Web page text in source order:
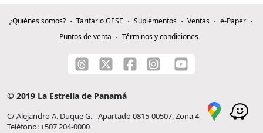
¿Quiénes somos? Tarifario GESE Suplementos Ventas
e-Paper
Puntos de venta
Términos y condiciones
© 2019 La Estrella de Panamá
C/ Alejandro A. Duque G. - Apartado 0815-00507, Zona 4
Teléfono: +507 204-0000